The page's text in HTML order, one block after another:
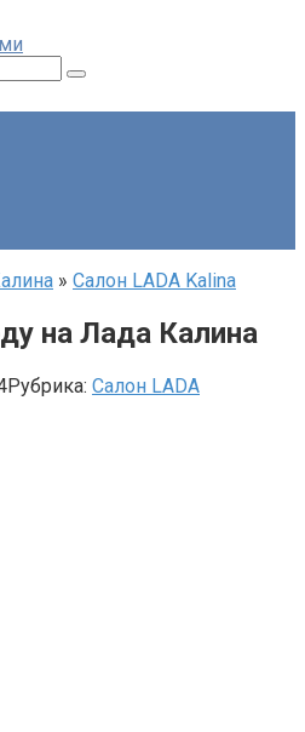
» Салон LADA Kalina
на Лада Калина
Рубрика: Салон LADA